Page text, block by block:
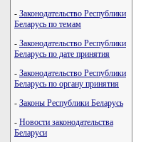
- Законодательство Республики
Беларусь по темам
- Законодательство Республики
Беларусь по дате принятия
- Законодательство Республики
Беларусь по органу принятия
- Законы Республики Беларусь
- Новости законодательства
Беларуси